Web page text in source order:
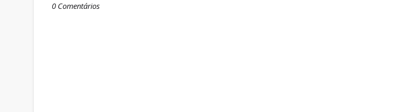
0 Comentários